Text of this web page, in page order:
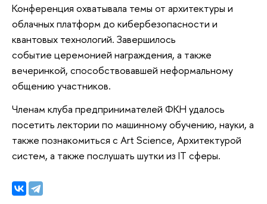
Конференция охватывала темы от архитектуры и
облачных платформ до кибербезопасности и
квантовых технологий. Завершилось
событие церемонией награждения, а также
вечеринкой, способствовавшей неформальному
общению участников.
Членам клуба предпринимателей ФКН удалось
посетить лектории по машинному обучению, науки, а
также познакомиться с Art Science, Архитектурой
систем, а также послушать шутки из IT сферы.